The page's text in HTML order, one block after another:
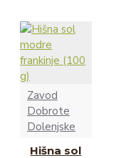
Zavod
Dobrote
Dolenjske
Hišna sol